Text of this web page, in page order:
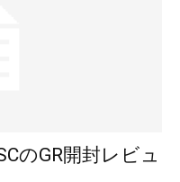
のGR開封レビュ